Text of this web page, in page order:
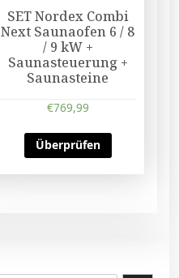
SET Nordex Combi
Next Saunaofen 6 / 8
/ 9 kW +
Saunasteuerung +
Saunasteine
€769,99
Überprüfen